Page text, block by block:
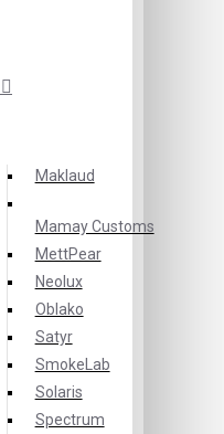
Maklaud
Mamay Customs
MettPear
Neolux
Oblako
Satyr
SmokeLab
Solaris
Spectrum